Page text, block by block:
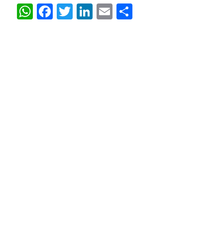
WhatsApp
Facebook
Twitter
LinkedIn
Email